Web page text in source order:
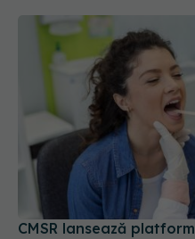
CMSR lansează